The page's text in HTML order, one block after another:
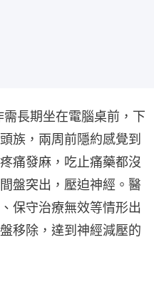
長期坐在電腦桌前，下
族，兩周前隱約感覺到
痛發麻，吃止痛藥都沒
盤突出，壓迫神經。醫
保守治療無效等情形出
移除，達到神經減壓的